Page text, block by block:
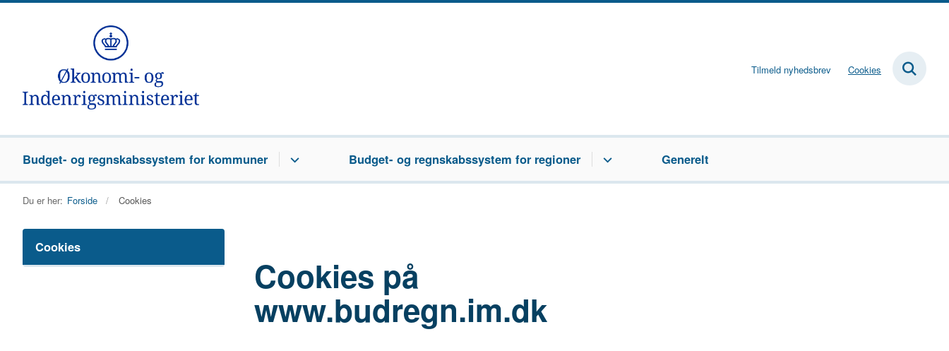
Tilmeld nyhedsbrev Cookies
Budget- og regnskabssystem for kommuner Budget- og regnskabssystem for regioner Generelt
Du er her: Forside Cookies
Cookies
Cookies på
www.budregn.im.dk